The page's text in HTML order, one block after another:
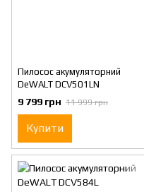
Пилосос акумуляторний
DeWALT DCV501LN
9 799 грн 11 999 грн
Купити